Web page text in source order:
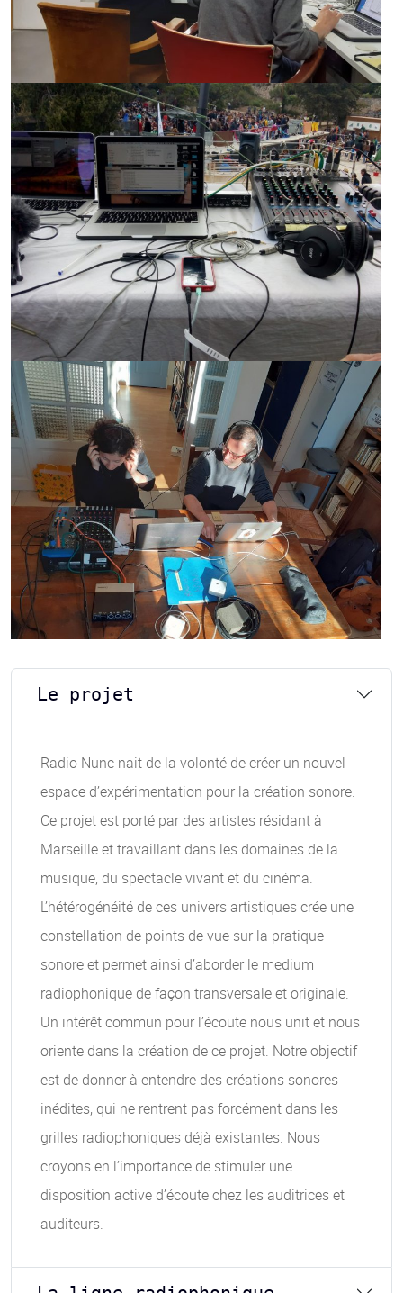
Le projet
Radio Nunc nait de la volonté de créer un nouvel
espace d’expérimentation pour la création sonore.
Ce projet est porté par des artistes résidant à
Marseille et travaillant dans les domaines de la
musique, du spectacle vivant et du cinéma.
L’hétérogénéité de ces univers artistiques crée une
constellation de points de vue sur la pratique
sonore et permet ainsi d’aborder le medium
radiophonique de façon transversale et originale.
Un intérêt commun pour l’écoute nous unit et nous
oriente dans la création de ce projet. Notre objectif
est de donner à entendre des créations sonores
inédites, qui ne rentrent pas forcément dans les
grilles radiophoniques déjà existantes. Nous
croyons en l’importance de stimuler une
disposition active d’écoute chez les auditrices et
auditeurs.